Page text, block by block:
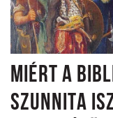
MIÉRT A
SZUNNITA